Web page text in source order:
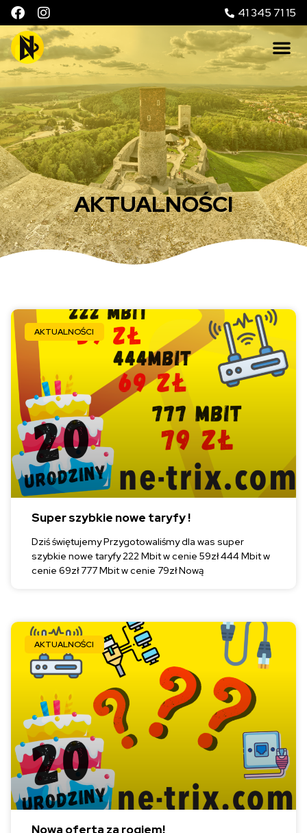
41 345 71 15
AKTUALNOŚCI
AKTUALNOŚCI
Super szybkie nowe taryfy !
Dziś świętujemy Przygotowaliśmy dla was super
szybkie nowe taryfy 222 Mbit w cenie 59zł 444 Mbit w
cenie 69zł 777 Mbit w cenie 79zł Nową
AKTUALNOŚCI
Nowa oferta za rogiem!